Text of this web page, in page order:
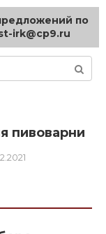
пивоварни
по
irk@cp9.ru